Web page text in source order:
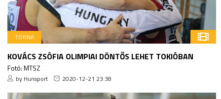
TORNA
KOVÁCS ZSÓFIA OLIMPIAI DÖNTŐS LEHET TOKIÓBAN
Fotó: MTSZ
by Hunsport 2020-12-21 23:38